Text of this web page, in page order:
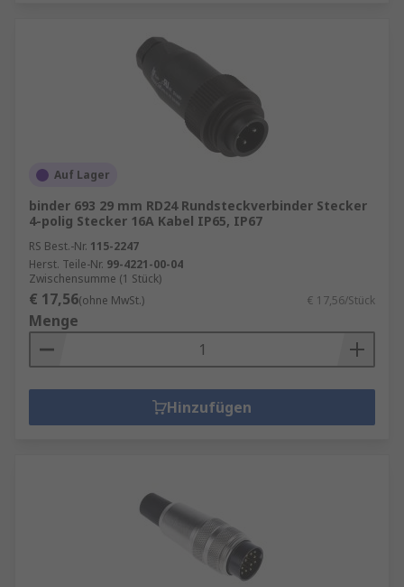
Auf Lager
binder 693 29 mm RD24 Rundsteckverbinder Stecker
4-polig Stecker 16A Kabel IP65, IP67
RS Best.-Nr. 115-2247
Herst. Teile-Nr. 99-4221-00-04
Zwischensumme (1 Stück)
€ 17,56(ohne MwSt.) € 17,56/Stück
Menge
Hinzufügen